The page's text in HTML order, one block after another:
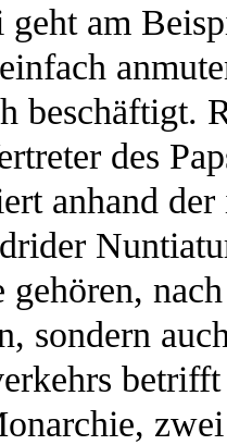
geht am
beschäftigt.
des
anhand
gehören,
sondern